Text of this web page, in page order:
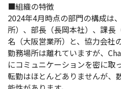
■組織の特徴
2024年4月時点の部門の構成は
所）、部長（長岡本社）、課長
名（大阪営業所）と、協力会社
勤務場所は離れていますが、
にコミュニケーションを密に取
転勤はほとんどありませんが、